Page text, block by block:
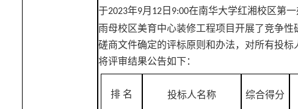
于2023年9月 12日 9:00在南华大学红湘校区第一
雨母校区美育中心装修工程项目开展了竞争性
磋商文件确定的评标原则和办法，对所有投标
将评审结果公告如下：
排 名 投标人名称 综合得分